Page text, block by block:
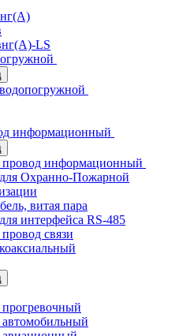
LS
информационный
провод информационный
Охранно-Пожарной
витая пара
интерфейса RS-485
связи